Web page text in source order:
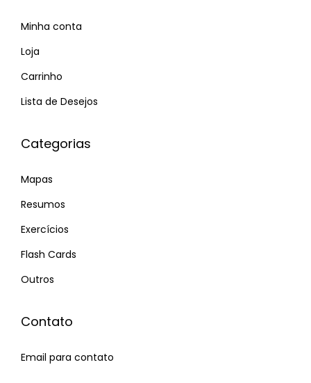
Minha conta
Loja
Carrinho
Lista de Desejos
Categorias
Mapas
Resumos
Exercícios
Flash Cards
Outros
Contato
Email para contato